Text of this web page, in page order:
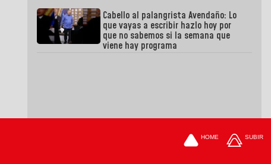
Cabello al palangrista Avendaño: Lo
que vayas a escribir hazlo hoy por
que no sabemos si la semana que
viene hay programa
HOME SUBIR